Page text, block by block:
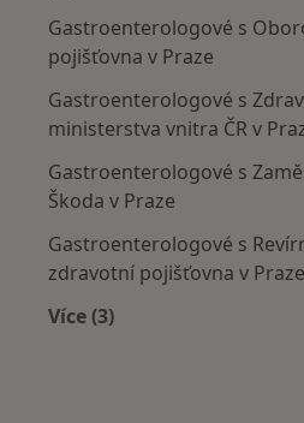
Gastroenterologové s
pojišťovna v Praze
Gastroenterologové s
ministerstva vnitra ČR v
Gastroenterologové s
Škoda v Praze
Gastroenterologové s
zdravotní pojišťovna v Praze
Více (3)